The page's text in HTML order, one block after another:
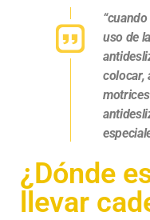
uso de
colocar,
¿Dónde
llevar